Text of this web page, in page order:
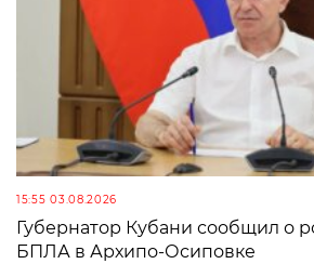
15:55 03.08.2026
Губернатор Кубани сообщил о
БПЛА в Архипо-Осиповке